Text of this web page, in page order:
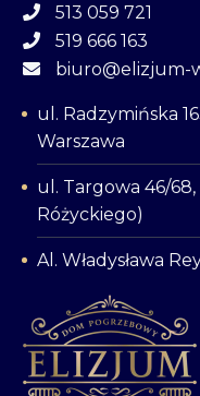
513 059 721
519 666 163
biuro@elizjum-
ul. Radzymińska
Warszawa
ul. Targowa 46/
Różyckiego)
Al. Władysława